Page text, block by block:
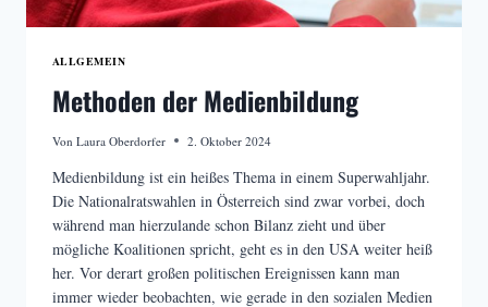
ALLGEMEIN
Methoden der Medienbildung
Von Laura Oberdorfer 2. Oktober 2024
Medienbildung ist ein heißes Thema in einem Superwahljahr.
Die Nationalratswahlen in Österreich sind zwar vorbei, doch
während man hierzulande schon Bilanz zieht und über
mögliche Koalitionen spricht, geht es in den USA weiter heiß
her. Vor derart großen politischen Ereignissen kann man
immer wieder beobachten, wie gerade in den sozialen Medien